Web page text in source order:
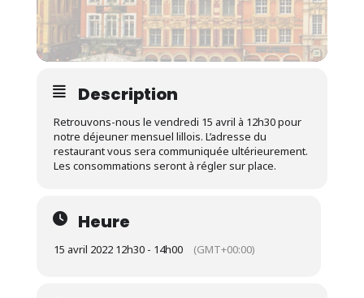
Description
Retrouvons-nous le vendredi 15 avril à 12h30 pour
notre déjeuner mensuel lillois. L’adresse du
restaurant vous sera communiquée ultérieurement.
Les consommations seront à régler sur place.
Heure
15 avril 2022 12h30 - 14h00 (GMT+00:00)